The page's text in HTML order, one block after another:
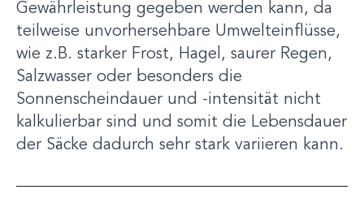
Gewährleistung gegeben werden kann, da
teilweise unvorhersehbare Umwelteinflüsse,
wie z.B. starker Frost, Hagel, saurer Regen,
Salzwasser oder besonders die
Sonnenscheindauer und -intensität nicht
kalkulierbar sind und somit die Lebensdauer
der Säcke dadurch sehr stark variieren kann.